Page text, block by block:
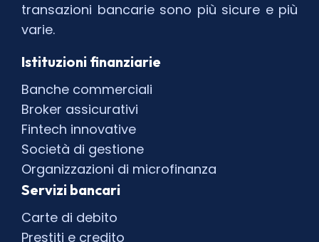
transazioni bancarie sono più sicure e più
varie.
Istituzioni finanziarie
Banche commerciali
Broker assicurativi
Fintech innovative
Società di gestione
Organizzazioni di microfinanza
Servizi bancari
Carte di debito
Prestiti e credito